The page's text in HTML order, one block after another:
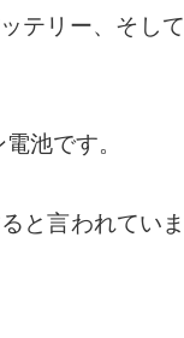
テリー、そして
池です。
と言われていま